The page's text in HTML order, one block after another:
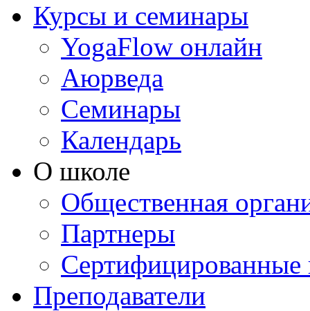
Курсы и семинары
YogaFlow онлайн
Аюрведа
Семинары
Календарь
О школе
Общественная
Партнеры
Сертифицированные
Преподаватели